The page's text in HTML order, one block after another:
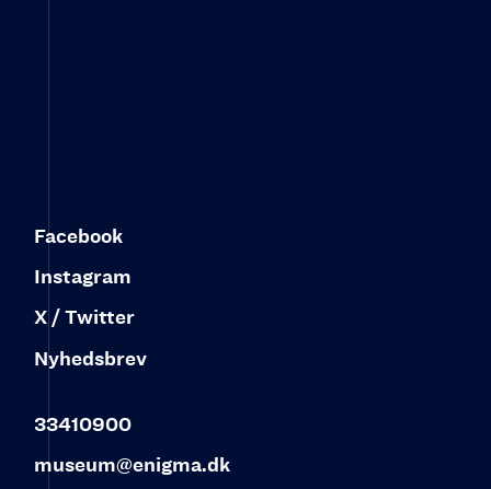
Facebook
Instagram
X / Twitter
Nyhedsbrev
33410900
museum@enigma.dk